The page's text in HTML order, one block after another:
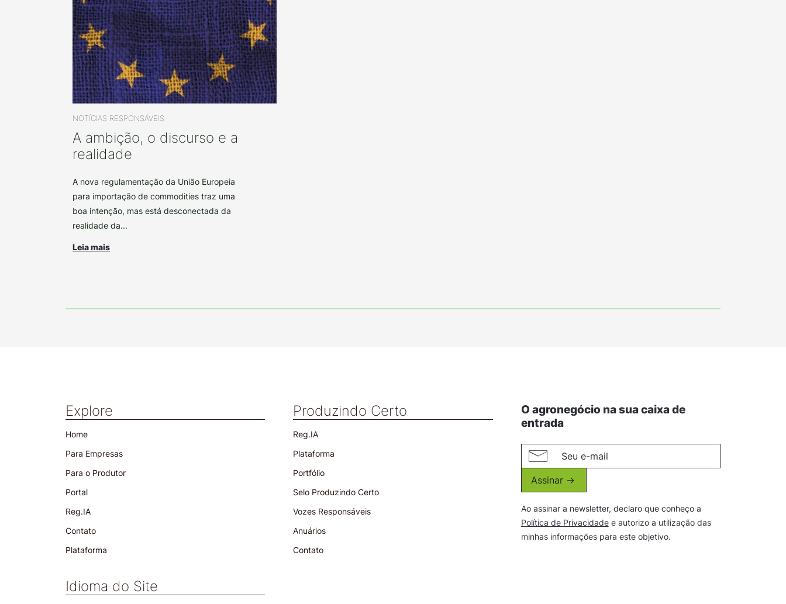
NOTÍCIAS RESPONSÁVEIS
A ambição, o discurso e a
realidade
A nova regulamentação da União Europeia
para importação de commodities traz uma
boa intenção, mas está desconectada da
realidade da...
Leia mais
Explore
Home
Para Empresas
Para o Produtor
Portal
Reg.IA
Contato
Plataforma
Idioma do Site
Produzindo Certo
Reg.IA
Plataforma
Portfólio
Selo Produzindo Certo
Vozes Responsáveis
Anuários
Contato
O agronegócio na sua caixa de
entrada
Assinar ->
Ao assinar a newsletter, declaro que conheço a
Política de Privacidadee autorizo a utilização das
minhas informações para este objetivo.